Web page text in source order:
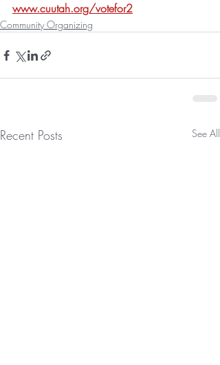
www.cuutah.org/votefor2
Community Organizing
Recent Posts See All